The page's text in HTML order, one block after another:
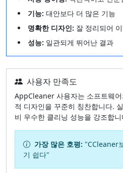
기능: 대안보다 더 많은 기능
명확한 디자인: 잘 정리되어
성능: 일관되게 뛰어난 결과
사용자 만족도
AppCleaner 사용자는 소프트웨
적 디자인을 꾸준히 칭찬합니다.
비 우수한 클리닝 성능을 강조합니
가장 많은 호평: "CCleaner
기 쉽다"